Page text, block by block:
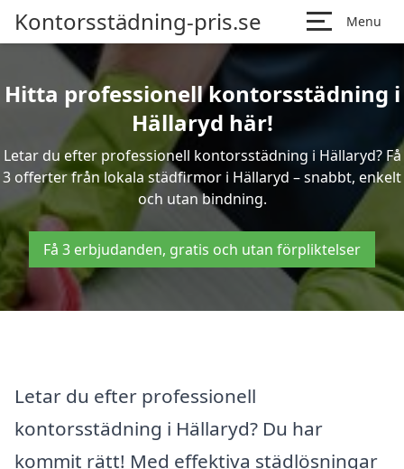
Kontorsstädning-pris.se Menu
Hitta professionell kontorsstädning i
Hällaryd här!
Letar du efter professionell kontorsstädning i Hällaryd? Få
3 offerter från lokala städfirmor i Hällaryd – snabbt, enkelt
och utan bindning.
Få 3 erbjudanden, gratis och utan förpliktelser
Letar du efter professionell
kontorsstädning i Hällaryd? Du har
kommit rätt! Med effektiva städlösningar